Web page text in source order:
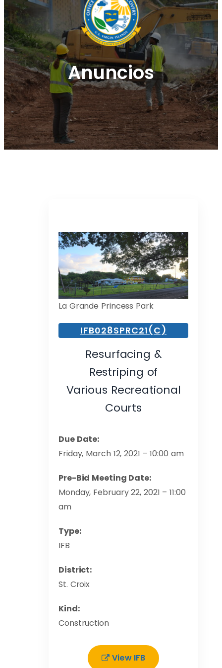
Anuncios
La Grande Princess Park
IFB028SPRC21(C)
Resurfacing &
Restriping of
Various Recreational
Courts
Due Date:
Friday, March 12, 2021 – 10:00 am
Pre-Bid Meeting Date:
Monday, February 22, 2021 – 11:00
am
Type:
IFB
District:
St. Croix
Kind:
Construction
View IFB